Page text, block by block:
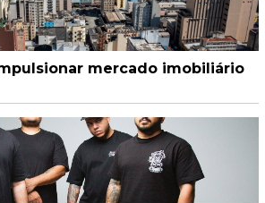
mercado imobiliário